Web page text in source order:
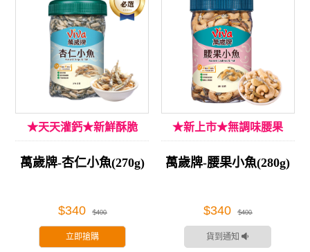
★天天灌鈣★新鮮酥脆
萬歲牌-杏仁小魚(270g)
$340 $400
立即搶購
★新上市★無調味腰果
萬歲牌-腰果小魚(280g)
$340 $400
貨到通知